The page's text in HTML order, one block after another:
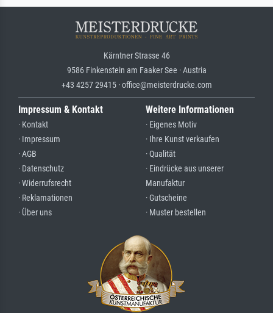
Kärntner Strasse 46
9586 Finkenstein am Faaker See · Austria
+43 4257 29415 · office@meisterdrucke.com
Impressum & Kontakt
· Kontakt
· Impressum
· AGB
· Datenschutz
· Widerrufsrecht
· Reklamationen
· Über uns
Weitere Informationen
· Eigenes Motiv
· Ihre Kunst verkaufen
· Qualität
· Eindrücke aus unserer
Manufaktur
· Gutscheine
· Muster bestellen